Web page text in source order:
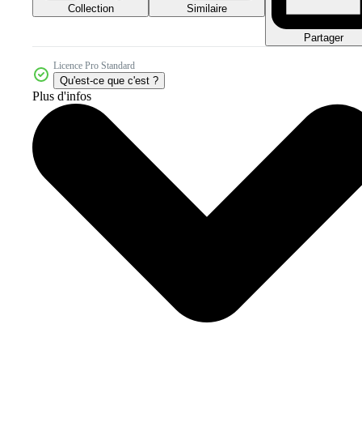
Collection Similaire
Partager
Licence Pro Standard
Qu'est-ce que c'est ?
Plus d'infos